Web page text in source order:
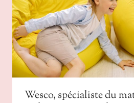
Wesco, spécialiste du